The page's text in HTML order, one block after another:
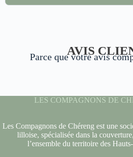
AVIS
Parce que votre avis
LES COMPAGNONS DE
Les Compagnons de Chéreng est une
lilloise, spécialisée dans la
l’ensemble du territoire des